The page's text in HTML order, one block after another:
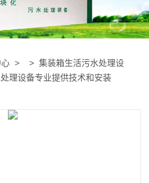
> >集装箱生活污水处理设
理设备专业提供技术和安装